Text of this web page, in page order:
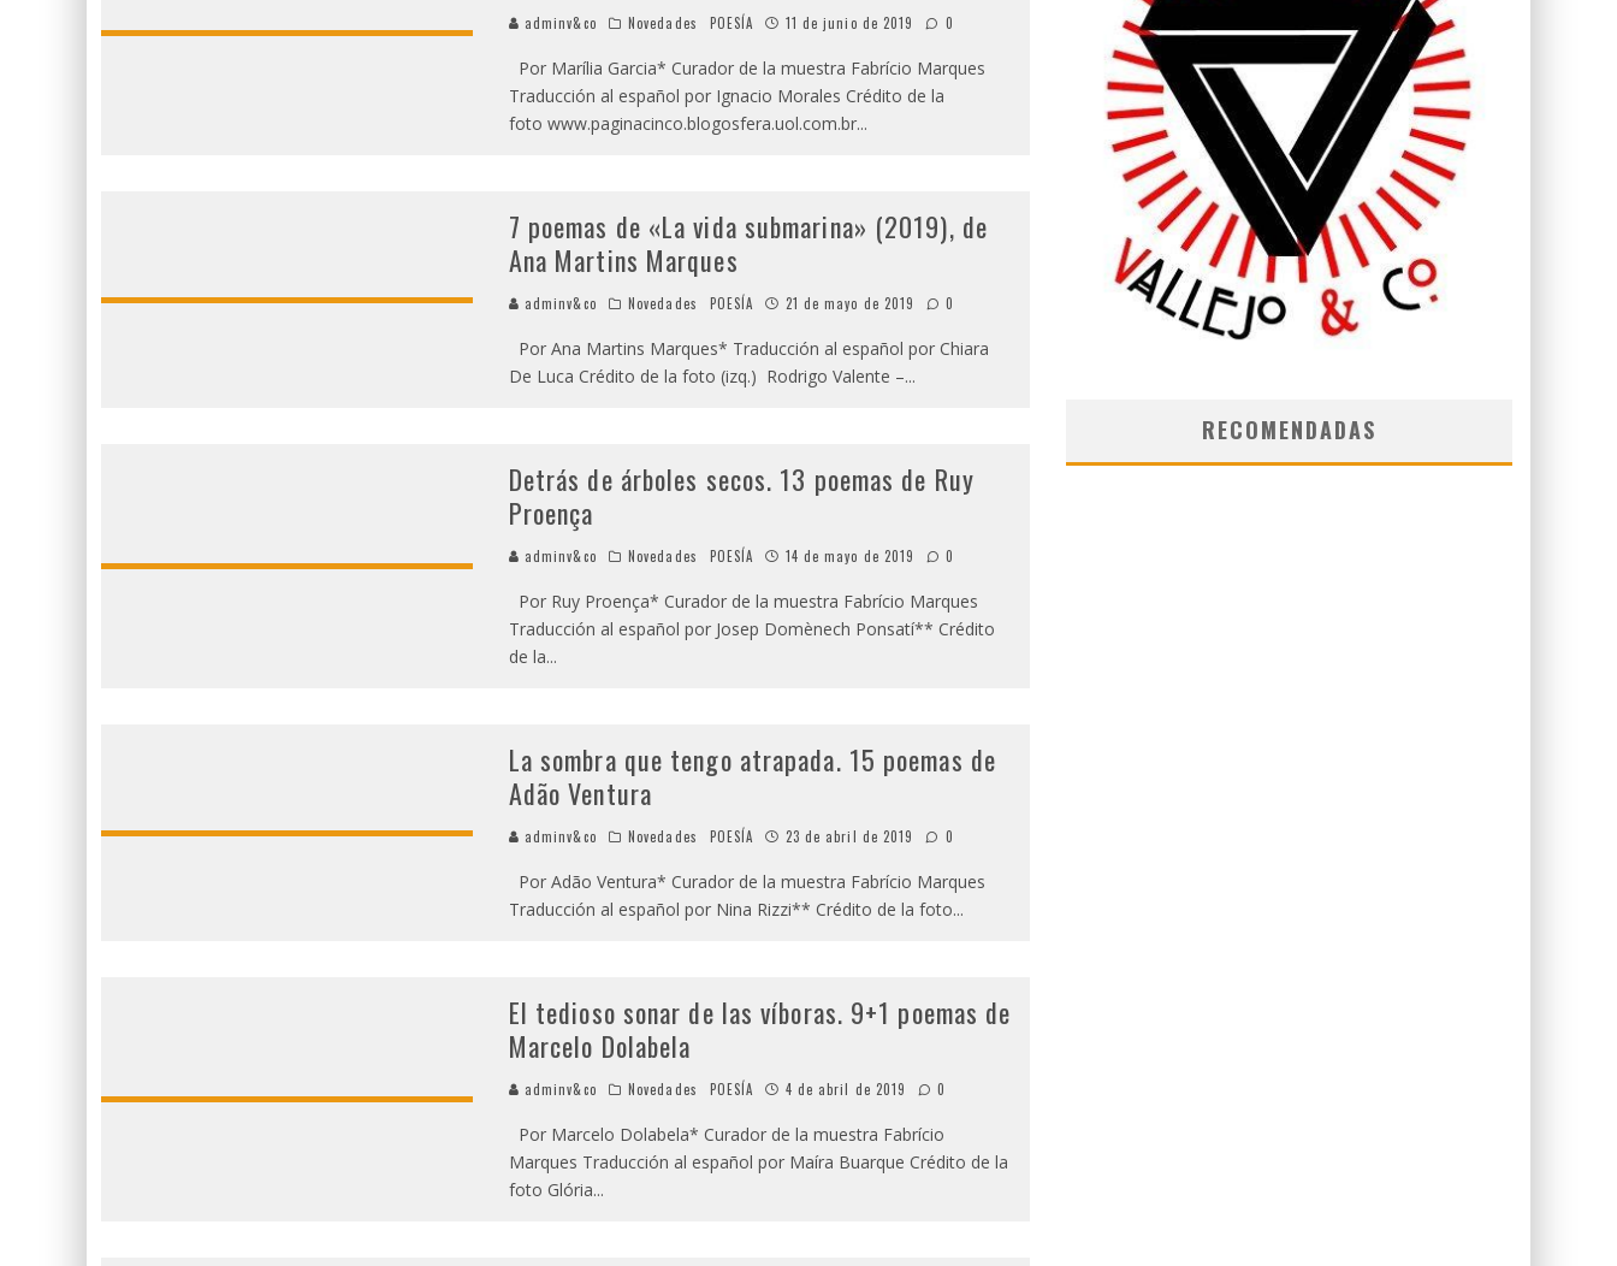
adminv&co Novedades POESÍA 11 de junio de 2019 0
Por Marília Garcia* Curador de la muestra Fabrício Marques
Traducción al español por Ignacio Morales Crédito de la
foto www.paginacinco.blogosfera.uol.com.br...
7 poemas de «La vida submarina» (2019), de
Ana Martins Marques
adminv&co Novedades POESÍA 21 de mayo de 2019 0
Por Ana Martins Marques* Traducción al español por Chiara
De Luca Crédito de la foto (izq.) Rodrigo Valente –...
Detrás de árboles secos. 13 poemas de Ruy
Proença
adminv&co Novedades POESÍA 14 de mayo de 2019 0
Por Ruy Proença* Curador de la muestra Fabrício Marques
Traducción al español por Josep Domènech Ponsatí** Crédito
de la...
La sombra que tengo atrapada. 15 poemas de
Adão Ventura
adminv&co Novedades POESÍA 23 de abril de 2019 0
Por Adão Ventura* Curador de la muestra Fabrício Marques
Traducción al español por Nina Rizzi** Crédito de la foto...
El tedioso sonar de las víboras. 9+1 poemas de
Marcelo Dolabela
adminv&co Novedades POESÍA 4 de abril de 2019 0
Por Marcelo Dolabela* Curador de la muestra Fabrício
Marques Traducción al español por Maíra Buarque Crédito de la
foto Glória...
RECOMENDADAS